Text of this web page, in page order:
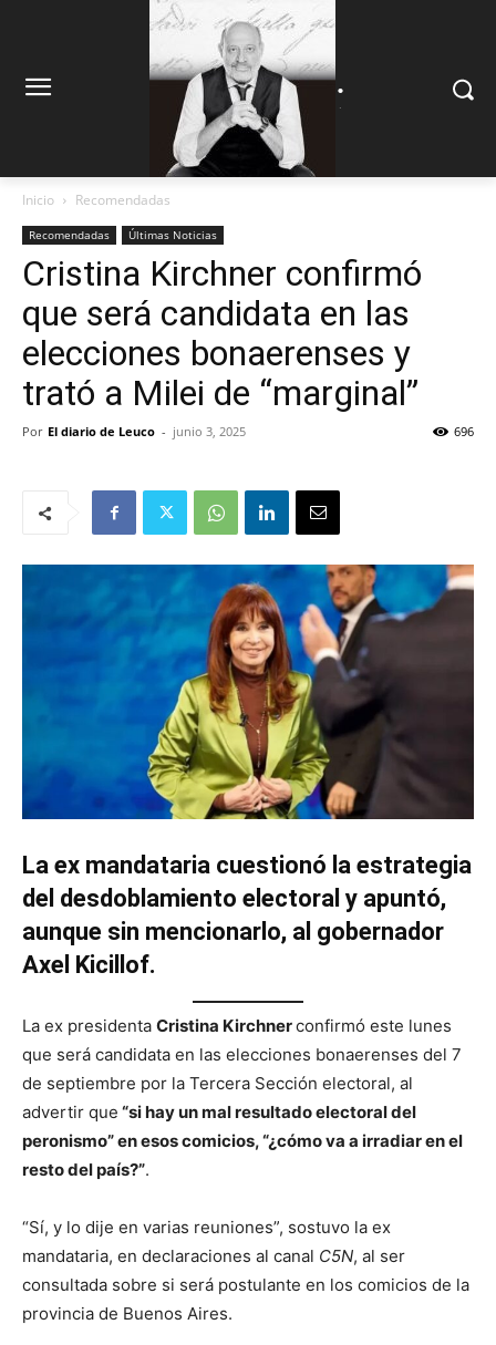
.
Inicio Recomendadas
Recomendadas Últimas Noticias
Cristina Kirchner confirmó
que será candidata en las
elecciones bonaerenses y
trató a Milei de “marginal”
Por El diario de Leuco - junio 3, 2025 696
La ex mandataria cuestionó la estrategia
del desdoblamiento electoral y apuntó,
aunque sin mencionarlo, al gobernador
Axel Kicillof.
La ex presidenta Cristina Kirchnerconfirmó este lunes
que será candidata en las elecciones bonaerenses del 7
de septiembre por la Tercera Sección electoral, al
advertir que “si hay un mal resultado electoral del
peronismo” en esos comicios, “¿cómo va a irradiar en el
resto del país?”.
“Sí, y lo dije en varias reuniones”, sostuvo la ex
mandataria, en declaraciones al canal C5N, al ser
consultada sobre si será postulante en los comicios de la
provincia de Buenos Aires.